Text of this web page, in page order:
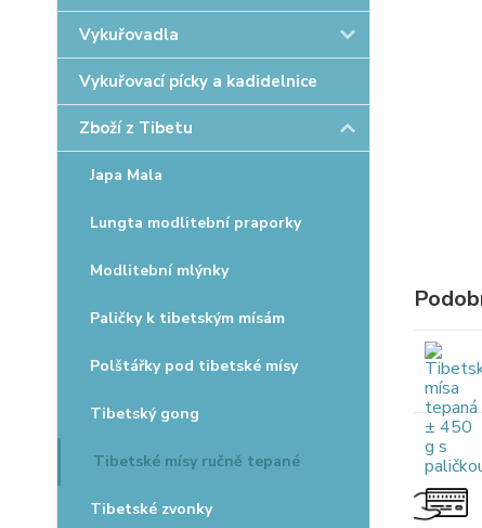
Vykuřovadla
Vykuřovací pícky a kadidelnice
Zboží z Tibetu
Japa Mala
Lungta modlitební praporky
Modlitební mlýnky
Paličky k tibetským mísám
Polštářky pod tibetské mísy
Tibetský gong
Tibetské mísy ručně tepané
Tibetské zvonky